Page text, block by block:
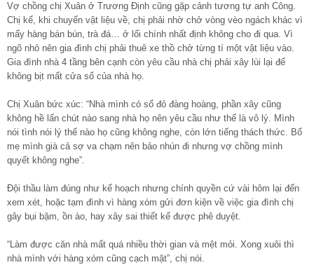
Vợ chồng chị Xuân ở Trương Định cũng gặp cảnh tương tự anh Công.
Chị kể, khi chuyển vật liệu về, chị phải nhờ chở vòng vèo ngách khác vì
mấy hàng bán bún, trà đá… ở lối chính nhất định không cho đi qua. Vì
ngõ nhỏ nên gia đình chị phải thuê xe thồ chở từng tí một vật liệu vào.
Gia đình nhà 4 tầng bên cạnh còn yêu cầu nhà chị phải xây lùi lại để
không bịt mất cửa sổ của nhà họ.
Chị Xuân bức xúc: “Nhà mình có sổ đỏ đàng hoàng, phần xây cũng
không hề lấn chút nào sang nhà họ nên yêu cầu như thế là vô lý. Mình
nói tình nói lý thế nào họ cũng không nghe, còn lớn tiếng thách thức. Bố
mẹ mình già cả sợ va chạm nên bảo nhún đi nhưng vợ chồng mình
quyết không nghe”.
Đội thầu làm đúng như kế hoạch nhưng chính quyền cứ vài hôm lại đến
xem xét, hoặc tạm đình vì hàng xóm gửi đơn kiện về việc gia đình chị
gây bụi bặm, ồn ào, hay xây sai thiết kế được phê duyệt.
“Làm được căn nhà mất quá nhiều thời gian và mệt mỏi. Xong xuôi thì
nhà mình với hàng xóm cũng cạch mặt”, chị nói.